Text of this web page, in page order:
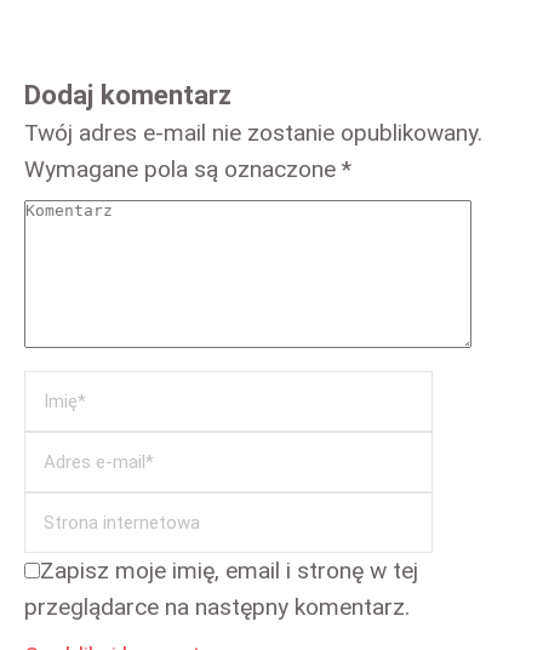
Dodaj komentarz
Twój adres e-mail nie zostanie opublikowany.
Wymagane pola są oznaczone *
Komentarz
Imię *
Zapisz moje imię, email i stronę w tej
przeglądarce na następny komentarz.